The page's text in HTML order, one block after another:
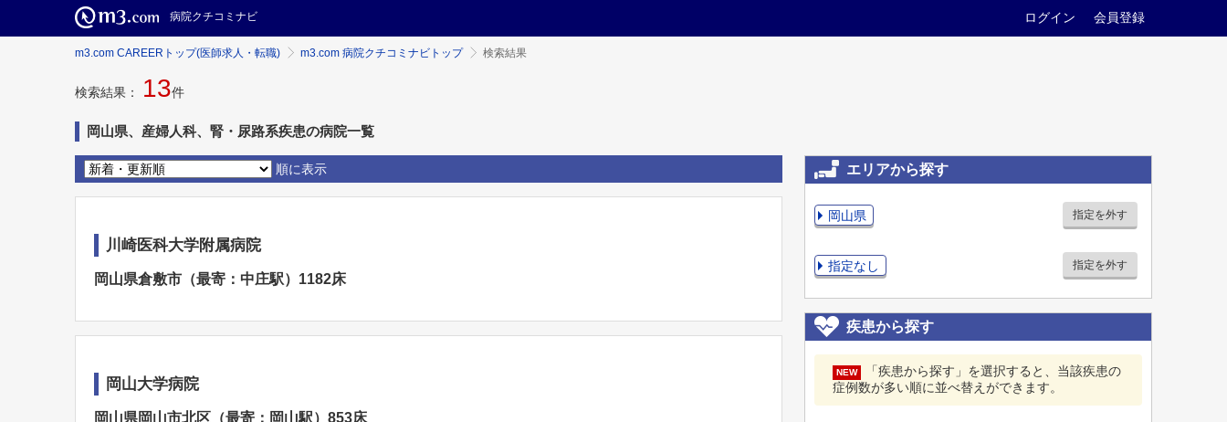
病院クチコミナビ ログイン 会員登録
m3.com CAREERトップ(医師求人・転職) m3.com 病院クチコミナビトップ 検索結果
検索結果： 13件
岡山県、産婦人科、腎・尿路系疾患の病院一覧
順に表示
川崎医科大学附属病院
岡山県倉敷市（最寄：中庄駅）1182床
岡山大学病院
岡山県岡山市北区（最寄：岡山駅）853床
エリアから探す
岡山県 指定を外す
指定なし 指定を外す
疾患から探す
NEW
「疾患から探す」を選択すると、当該疾患の
症例数が多い順に並べ替えができます。